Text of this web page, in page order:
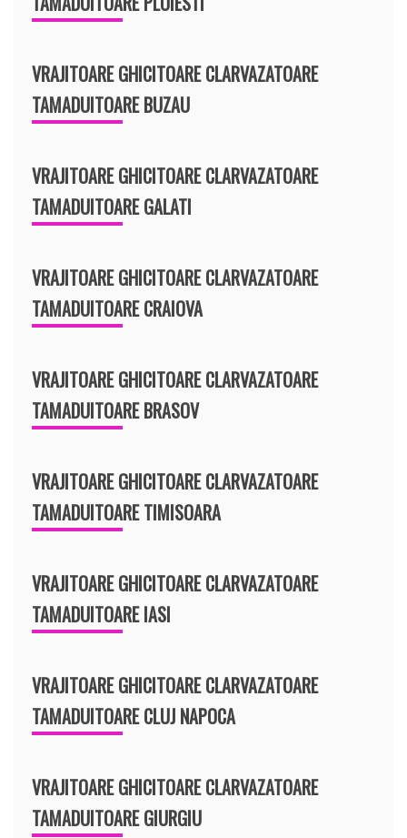
VRAJITOARE GHICITOARE CLARVAZATOARE
TAMADUITOARE BUZAU
VRAJITOARE GHICITOARE CLARVAZATOARE
TAMADUITOARE GALATI
VRAJITOARE GHICITOARE CLARVAZATOARE
TAMADUITOARE CRAIOVA
VRAJITOARE GHICITOARE CLARVAZATOARE
TAMADUITOARE BRASOV
VRAJITOARE GHICITOARE CLARVAZATOARE
TAMADUITOARE TIMISOARA
VRAJITOARE GHICITOARE CLARVAZATOARE
TAMADUITOARE IASI
VRAJITOARE GHICITOARE CLARVAZATOARE
TAMADUITOARE CLUJ NAPOCA
VRAJITOARE GHICITOARE CLARVAZATOARE
TAMADUITOARE GIURGIU